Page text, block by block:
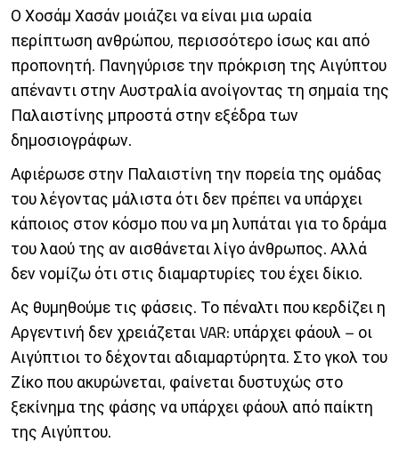
Ο Χοσάμ Χασάν μοιάζει να είναι μια ωραία
περίπτωση ανθρώπου, περισσότερο ίσως και από
προπονητή. Πανηγύρισε την πρόκριση της Αιγύπτου
απέναντι στην Αυστραλία ανοίγοντας τη σημαία της
Παλαιστίνης μπροστά στην εξέδρα των
δημοσιογράφων.
Αφιέρωσε στην Παλαιστίνη την πορεία της ομάδας
του λέγοντας μάλιστα ότι δεν πρέπει να υπάρχει
κάποιος στον κόσμο που να μη λυπάται για το δράμα
του λαού της αν αισθάνεται λίγο άνθρωπος. Αλλά
δεν νομίζω ότι στις διαμαρτυρίες του έχει δίκιο.
Ας θυμηθούμε τις φάσεις. Το πέναλτι που κερδίζει η
Αργεντινή δεν χρειάζεται VAR: υπάρχει φάουλ – οι
Αιγύπτιοι το δέχονται αδιαμαρτύρητα. Στο γκολ του
Ζίκο που ακυρώνεται, φαίνεται δυστυχώς στο
ξεκίνημα της φάσης να υπάρχει φάουλ από παίκτη
της Αιγύπτου.